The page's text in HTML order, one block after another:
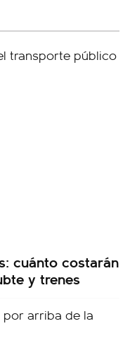
cuánto costarán
y trenes